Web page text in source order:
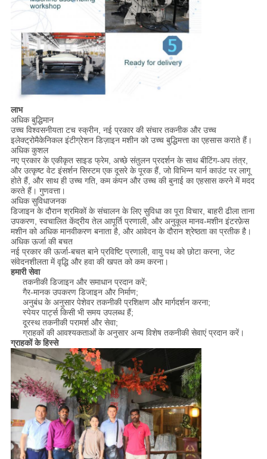
लाभ
अधिक बुद्धिमान
उच्च विश्वसनीयता टच स्क्रीन, नई प्रकार की संचार तकनीक और उच्च
इलेक्ट्रोमैकेनिकल इंटीग्रेशन डिज़ाइन मशीन को उच्च बुद्धिमत्ता का एहसास कराते हैं।
अधिक कुशल
नए प्रकार के एकीकृत साइड फ्रेम, अच्छे संतुलन प्रदर्शन के साथ बीटिंग-अप तंत्र,
और उत्कृष्ट वेट इंसर्शन सिस्टम एक दूसरे के पूरक हैं, जो विभिन्न यार्न काउंट पर लागू
होते हैं, और साथ ही उच्च गति, कम कंपन और उच्च की बुनाई का एहसास करने में मदद
करते हैं। गुणवत्ता।
अधिक सुविधाजनक
डिजाइन के दौरान श्रमिकों के संचालन के लिए सुविधा का पूरा विचार, बाहरी ढीला ताना
उपकरण, स्वचालित केंद्रीय तेल आपूर्ति प्रणाली, और अनुकूल मानव-मशीन इंटरफ़ेस
मशीन को अधिक मानवीकरण बनाता है, और आवेदन के दौरान श्रेष्ठता का प्रतीक है।
अधिक ऊर्जा की बचत
नई प्रकार की ऊर्जा-बचत बाने प्रविष्टि प्रणाली, वायु पथ को छोटा करना, जेट
संवेदनशीलता में वृद्धि और हवा की खपत को कम करना।
हमारी सेवा
तकनीकी डिजाइन और समाधान प्रदान करें;
गैर-मानक उपकरण डिजाइन और निर्माण;
अनुबंध के अनुसार पेशेवर तकनीकी प्रशिक्षण और मार्गदर्शन करना;
स्पेयर पार्ट्स किसी भी समय उपलब्ध हैं;
दूरस्थ तकनीकी परामर्श और सेवा;
ग्राहकों की आवश्यकताओं के अनुसार अन्य विशेष तकनीकी सेवाएं प्रदान करें।
ग्राहकों के हिस्से